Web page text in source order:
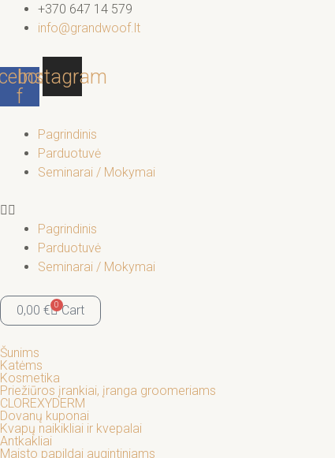
Pereiti
+370 647 14 579
info@grandwoof.lt
f
Instagram
Pagrindinis
Parduotuvė
Seminarai / Mokymai
Pagrindinis
Parduotuvė
Seminarai / Mokymai
0,00 € 0 Cart
Šunims
Katėms
Kosmetika
Priežiūros įrankiai, įranga groomeriams
CLOREXYDERM
Dovanų kuponai
Kvapų naikikliai ir kvepalai
Antkakliai
Maisto papildai augintiniams